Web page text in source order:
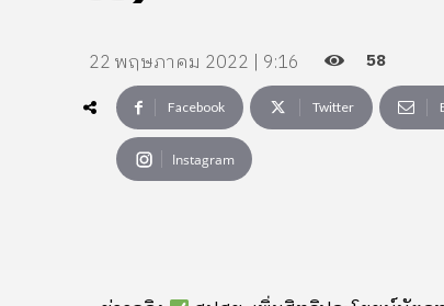
22 พฤษภาคม 2022 | 9:16 58
Facebook Twitter
Instagram